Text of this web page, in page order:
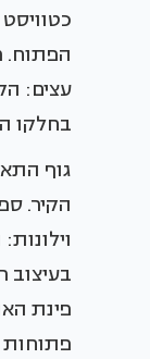
הפתוח.
עצים:
בחלקו
גוף
הקיר.
בעיצוב
פינת
פתוחות